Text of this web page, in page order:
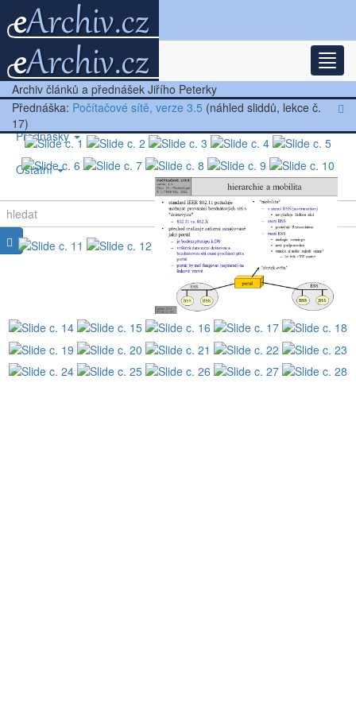
Nejnovější články
Další články
Přednášky
Ostatní
Archiv článků a přednášek Jiřího Peterky
Přednáška: Počítačové sítě, verze 3.5 (náhled sliddů, lekce č.
17)